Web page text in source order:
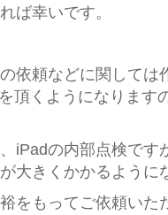
ば幸いです。
依頼などに関しては
頂くようになります
iPadの内部点検です
大きくかかるように
をもってご依頼いた